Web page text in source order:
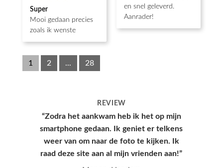
Waardering
5 uit 5
Super
Mooi gedaan precies
zoals ik wenste
en snel geleverd.
Aanrader!
1 2 ... 28
REVIEW
“Hoesje kwam snel aan en had een leuke
verpakking, hele goede kwaliteit en
mooie print.”
Yana, Den Haag